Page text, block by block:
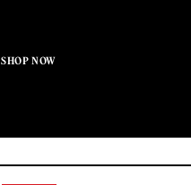
SHOP NOW